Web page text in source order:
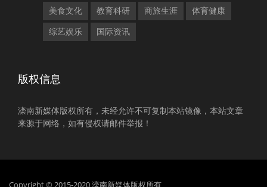
美食文化 教育科研 商旅生涯 体育健康
综艺娱乐 国际资讯
版权信息
滦南新媒体版权所有，未经允许不可复制本站镜像，本站文章
来源于网络，如有侵权请邮件举报！
Copyright © 2015-2020 滦南新媒体版权所有